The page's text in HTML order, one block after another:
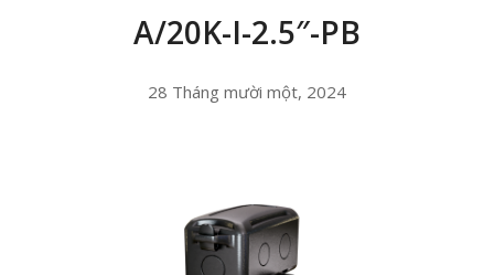
A/20K-I-2.5″-PB
28 Tháng mười một, 2024